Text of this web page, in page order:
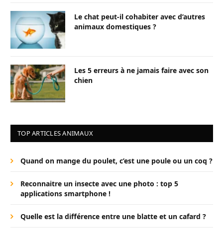
Le chat peut-il cohabiter avec d’autres
animaux domestiques ?
Les 5 erreurs à ne jamais faire avec son
chien
TOP ARTICLES ANIMAUX
Quand on mange du poulet, c’est une poule ou un coq ?
Reconnaitre un insecte avec une photo : top 5
applications smartphone !
Quelle est la différence entre une blatte et un cafard ?